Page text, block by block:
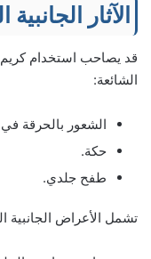
الآثار
الشائعة:
الشعور بالحرقة
حكة.
طفح جلدي.
تشمل الأعراض الجانبية